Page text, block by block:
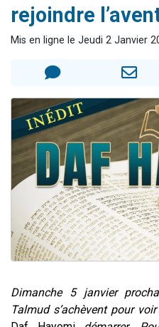
6 personnes viennent
2 personnes viennent
Il reste 49
rejoindre
Mis en ligne le Jeudi 2 Janvier
Dimanche 5 janvier
Talmud s’achèvent pour